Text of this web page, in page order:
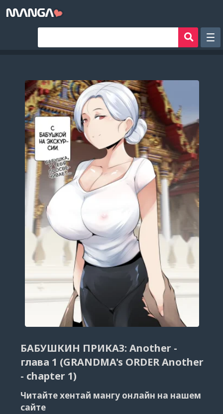
Авторы
Аниме хентай
Сборники манги
Sign in
Register
БАБУШКИН ПРИКАЗ: Another -
глава 1 (GRANDMA's ORDER Another
- chapter 1)
Читайте хентай мангу онлайн на нашем
сайте